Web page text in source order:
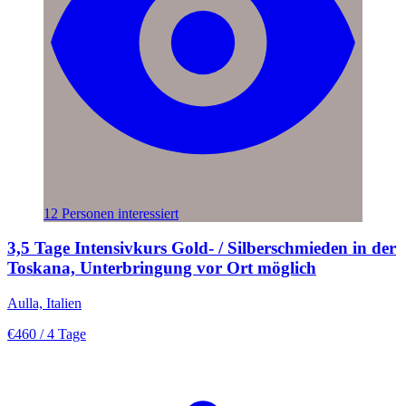
12 Personen interessiert
3,5 Tage Intensivkurs Gold- / Silberschmieden in der
Toskana, Unterbringung vor Ort möglich
Aulla, Italien
€460 / 4 Tage